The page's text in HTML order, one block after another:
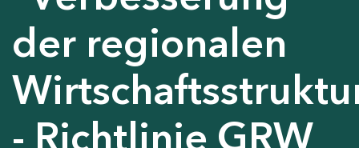
der regionalen
- Richtlinie GRW